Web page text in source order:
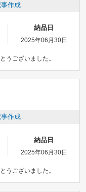
作成
納品日
2025年06月30日
うございました。
作成
納品日
2025年06月30日
うございました。